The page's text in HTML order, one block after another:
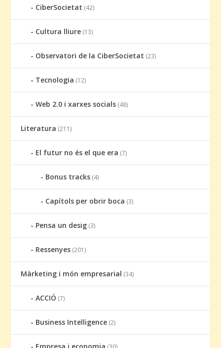
CiberSocietat (42)
Cultura lliure (13)
Observatori de la CiberSocietat (23)
Tecnologia (12)
Web 2.0 i xarxes socials (48)
Literatura (211)
El futur no és el que era (7)
Bonus tracks (4)
Capítols per obrir boca (3)
Pensa un desig (3)
Ressenyes (201)
Màrketing i món empresarial (34)
ACCIÓ (7)
Business Intelligence (2)